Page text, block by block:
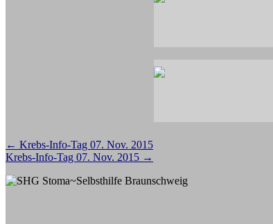
Beitragsnavigation
← Krebs-Info-Tag 07. Nov. 2015
Krebs-Info-Tag 07. Nov. 2015 →